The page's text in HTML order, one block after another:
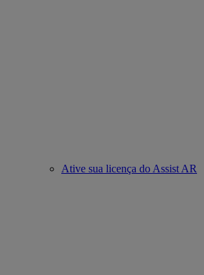
Ative sua licença do Assist AR